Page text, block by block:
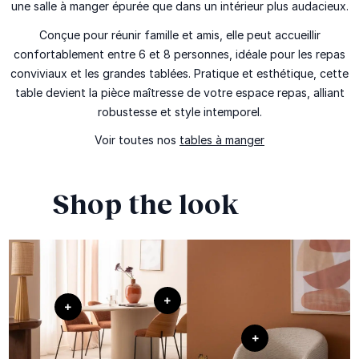
une salle à manger épurée que dans un intérieur plus audacieux.
Conçue pour réunir famille et amis, elle peut accueillir
confortablement entre 6 et 8 personnes, idéale pour les repas
conviviaux et les grandes tablées. Pratique et esthétique, cette
table devient la pièce maîtresse de votre espace repas, alliant
robustesse et style intemporel.
Voir toutes nos tables à manger
Shop the look
+
+
+